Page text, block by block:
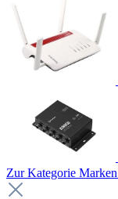
Zur Kategorie Marken